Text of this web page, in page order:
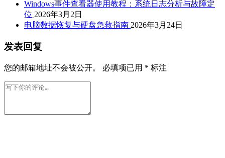
Windows事件查看器使用教程：系统日志分析与故障定
位 2026年3月2日
电脑数据恢复与硬盘急救指南 2026年3月24日
发表回复
您的邮箱地址不会被公开。 必填项已用 * 标注